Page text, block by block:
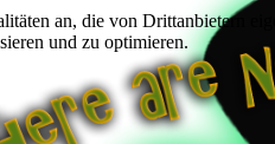
an, die von Drittanbietern
und zu optimieren.